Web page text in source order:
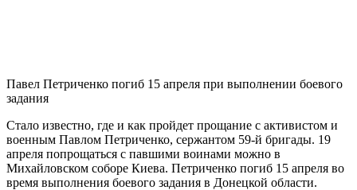
Павел Петриченко погиб 15 апреля при выполнении боевого
задания
Стало известно, где и как пройдет прощание с активистом и
военным Павлом Петриченко, сержантом 59-й бригады. 19
апреля попрощаться с павшими воинами можно в
Михайловском соборе Киева. Петриченко погиб 15 апреля во
время выполнения боевого задания в Донецкой области.